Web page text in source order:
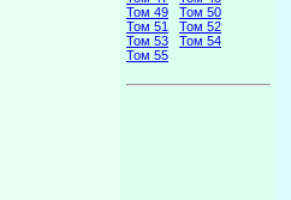
Том 49
Том 50
Том 51
Том 52
Том 53
Том 54
Том 55